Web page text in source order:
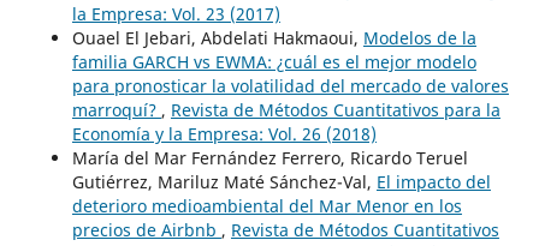
la Empresa: Vol. 23 (2017)
Ouael El Jebari, Abdelati Hakmaoui, Modelos de la
familia GARCH vs EWMA: ¿cuál es el mejor modelo
para pronosticar la volatilidad del mercado de valores
marroquí? , Revista de Métodos Cuantitativos para la
Economía y la Empresa: Vol. 26 (2018)
María del Mar Fernández Ferrero, Ricardo Teruel
Gutiérrez, Mariluz Maté Sánchez-Val, El impacto del
deterioro medioambiental del Mar Menor en los
precios de Airbnb , Revista de Métodos Cuantitativos